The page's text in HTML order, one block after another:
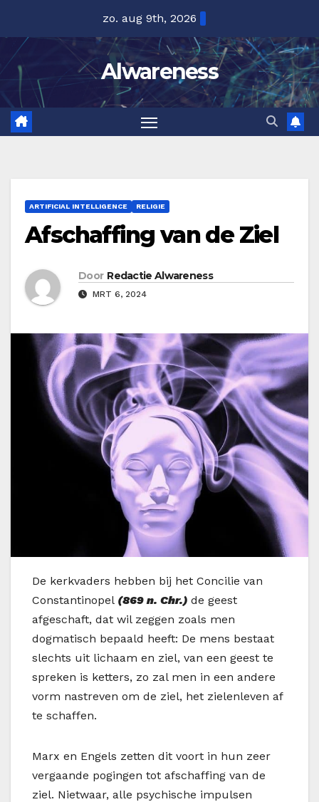
inhoud
zo. aug 9th, 2026
Alwareness
ARTIFICIAL INTELLIGENCE RELIGIE
Afschaffing van de Ziel
Door Redactie Alwareness
MRT 6, 2024
De kerkvaders hebben bij het Concilie van
Constantinopel (869 n. Chr.) de geest
afgeschaft, dat wil zeggen zoals men
dogmatisch bepaald heeft: De mens bestaat
slechts uit lichaam en ziel, van een geest te
spreken is ketters, zo zal men in een andere
vorm nastreven om de ziel, het zielenleven af
te schaffen.
Marx en Engels zetten dit voort in hun zeer
vergaande pogingen tot afschaffing van de
ziel. Nietwaar, alle psychische impulsen